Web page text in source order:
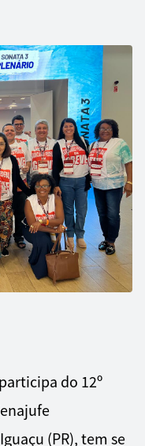
do 12º
(PR), tem se